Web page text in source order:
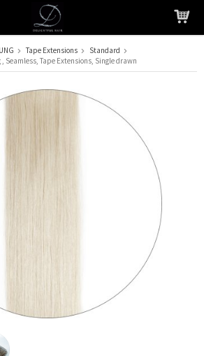
wurde in Ihren Warenkorb gelegt
Tape Extensions
Standard
Seamless, Tape Extensions, Single drawn